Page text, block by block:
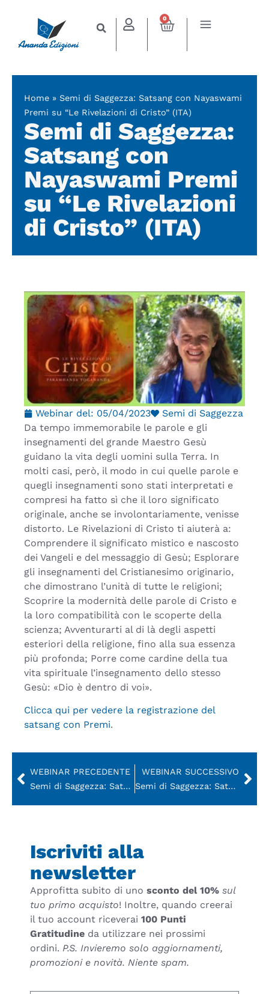
0
Home » Semi di Saggezza: Satsang con Nayaswami
Premi su “Le Rivelazioni di Cristo” (ITA)
Semi di Saggezza:
Satsang con
Nayaswami Premi
su “Le Rivelazioni
di Cristo” (ITA)
Webinar del: 05/04/2023
Semi di Saggezza
Da tempo immemorabile le parole e gli
insegnamenti del grande Maestro Gesù
guidano la vita degli uomini sulla Terra. In
molti casi, però, il modo in cui quelle parole e
quegli insegnamenti sono stati interpretati e
compresi ha fatto sì che il loro significato
originale, anche se involontariamente, venisse
distorto. Le Rivelazioni di Cristo ti aiuterà a:
Comprendere il significato mistico e nascosto
dei Vangeli e del messaggio di Gesù; Esplorare
gli insegnamenti del Cristianesimo originario,
che dimostrano l’unità di tutte le religioni;
Scoprire la modernità delle parole di Cristo e
la loro compatibilità con le scoperte della
scienza; Avventurarti al di là degli aspetti
esteriori della religione, fino alla sua essenza
più profonda; Porre come cardine della tua
vita spirituale l’insegnamento dello stesso
Gesù: «Dio è dentro di voi».
Clicca qui per vedere la registrazione del
satsang con Premi.
WEBINAR PRECEDENTE
Semi di Saggezza: Satsang con Shantidev su “L’Essenza della Bhagavad Gita” di Swami Kriyananda (ITA)
WEBINAR SUCCESSIVO
Semi di Saggezza: Satsang con Ahimsa su “Come essere sani e vitali” di Paramhansa Yogananda (ITA)
Iscriviti alla
newsletter
Approfitta subito di uno sconto del 10% sul
tuo primo acquisto! Inoltre, quando creerai
il tuo account riceverai 100 Punti
Gratitudine da utilizzare nei prossimi
ordini. P.S. Invieremo solo aggiornamenti,
promozioni e novità. Niente spam.